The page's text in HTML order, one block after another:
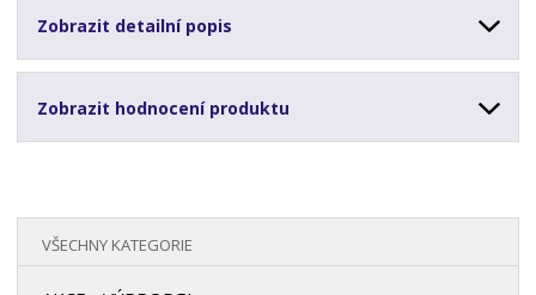
Zobrazit detailní popis
Zobrazit hodnocení produktu
VŠECHNY KATEGORIE